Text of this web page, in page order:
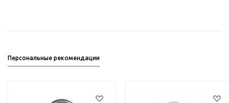
Персональные рекомендации